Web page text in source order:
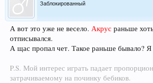
Заблокированный
А вот это уже не весело. Акрус раньше
отписывался.
А щас пропал чет. Такое раньше бывало? Я
P.S. Мой интерес играть падает
затрачиваемому на починку бебиков.